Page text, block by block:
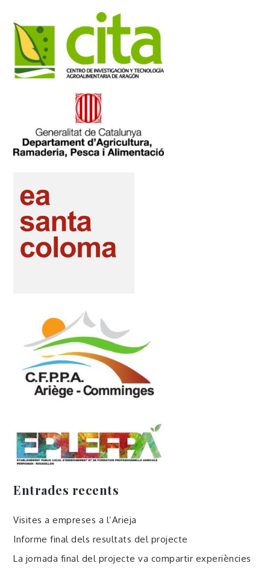
Entrades recents
Visites a empreses a l’Arieja
Informe final dels resultats del projecte
La jornada final del projecte va compartir experiències